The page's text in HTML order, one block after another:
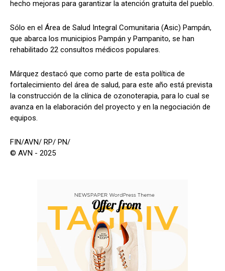
hecho mejoras para garantizar la atención gratuita del pueblo.
Sólo en el Área de Salud Integral Comunitaria (Asic) Pampán,
que abarca los municipios Pampán y Pampanito, se han
rehabilitado 22 consultos médicos populares.
Márquez destacó que como parte de esta política de
fortalecimiento del área de salud, para este año está prevista
la construcción de la clínica de ozonoterapia, para lo cual se
avanza en la elaboración del proyecto y en la negociación de
equipos.
FIN/AVN/ RP/ PN/
© AVN - 2025